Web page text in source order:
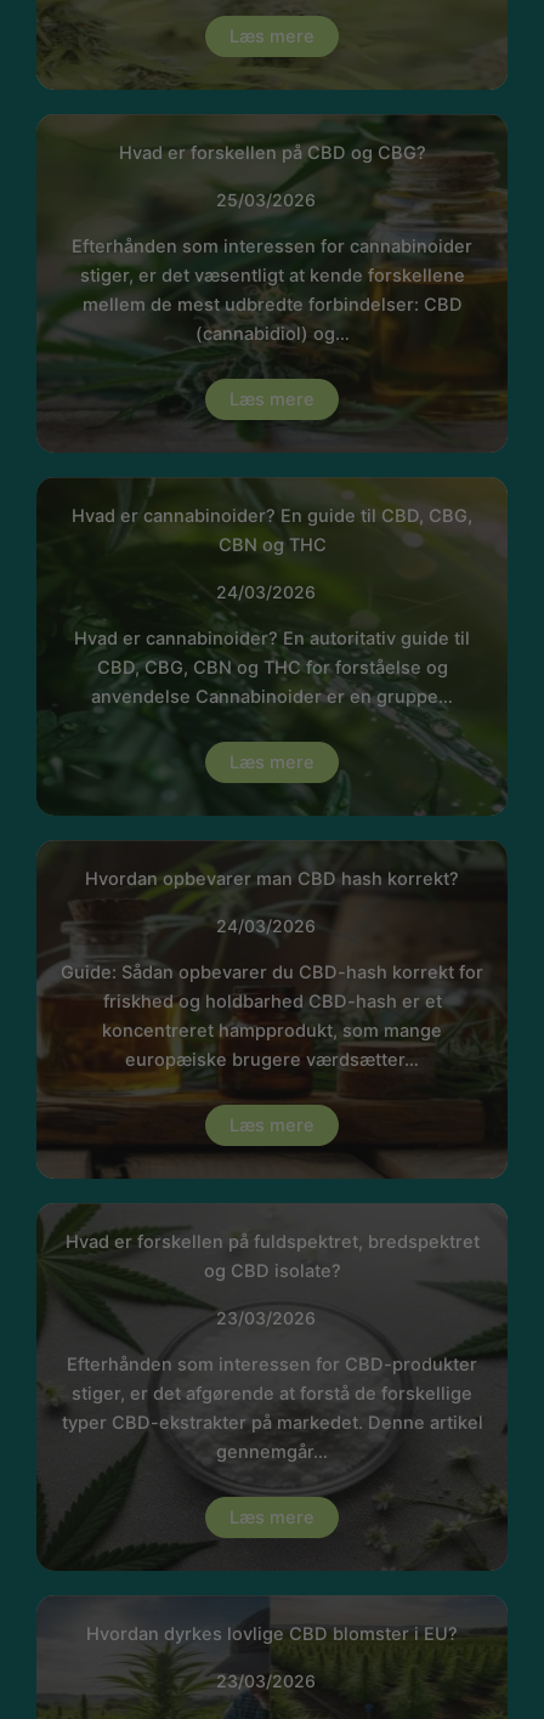
Læs mere
Hvad er forskellen på CBD og CBG?
25/03/2026
Efterhånden som interessen for cannabinoider
stiger, er det væsentligt at kende forskellene
mellem de mest udbredte forbindelser: CBD
(cannabidiol) og…
Læs mere
Hvad er cannabinoider? En guide til CBD, CBG,
CBN og THC
24/03/2026
Hvad er cannabinoider? En autoritativ guide til
CBD, CBG, CBN og THC for forståelse og
anvendelse Cannabinoider er en gruppe…
Læs mere
Hvordan opbevarer man CBD hash korrekt?
24/03/2026
Guide: Sådan opbevarer du CBD-hash korrekt for
friskhed og holdbarhed CBD-hash er et
koncentreret hampprodukt, som mange
europæiske brugere værdsætter…
Læs mere
Hvad er forskellen på fuldspektret, bredspektret
og CBD isolate?
23/03/2026
Efterhånden som interessen for CBD-produkter
stiger, er det afgørende at forstå de forskellige
typer CBD-ekstrakter på markedet. Denne artikel
gennemgår…
Læs mere
Hvordan dyrkes lovlige CBD blomster i EU?
23/03/2026